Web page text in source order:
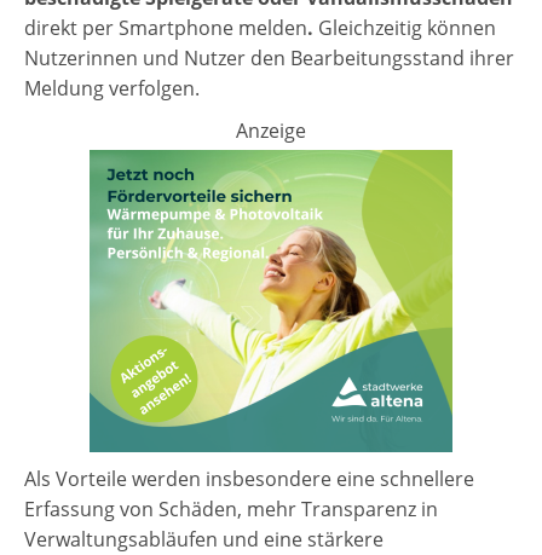
direkt per Smartphone melden. Gleichzeitig können
Nutzerinnen und Nutzer den Bearbeitungsstand ihrer
Meldung verfolgen.
Anzeige
Als Vorteile werden insbesondere eine schnellere
Erfassung von Schäden, mehr Transparenz in
Verwaltungsabläufen und eine stärkere